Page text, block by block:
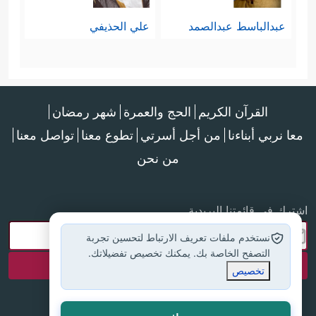
ٱلنَّاسِۚ إِنَّ ٱللَّهَ سَمِیعُۢ بَصِیرࣱ
یَعۡلَمُ مَا بَیۡنَ
یَــٰۤـأَیُّهَا ٱلَّذِینَ ءَامَنُواْ ٱرۡكَعُواْ وَٱسۡجُدُواْ وَٱعۡبُدُواْ رَبَّكُمۡ
وَٱفۡعَلُواْ ٱلۡخَیۡرَ لَعَلَّكُمۡ تُفۡلِحُونَ ۩﴾.
وبهذا تنتقل عقيدة التوحيد مِن أُفُقِها
السلوكي الذي يهدف إلى إصلاح هذا
الإنسان، ومن ثَمَّ إصلاح أرضه وبيئته،
فهذه رسالته الكليَّة التي جاء ليحملها
ويتحمل مسؤوليتها.
عبدالباسط عبدالصمد علي الحذيفي
القرآن الكريم الحج والعمرة شهر رمضان
معا نربي أبناءنا من أجل أسرتي تطوع معنا تواصل معنا
من نحن
اشترك في قائمتنا البريدية
نستخدم ملفات تعريف الارتباط لتحسين تجربة
التصفح الخاصة بك. يمكنك تخصيص تفضيلاتك.
تخصيص